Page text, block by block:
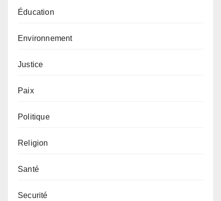
Éducation
Environnement
Justice
Paix
Politique
Religion
Santé
Securité